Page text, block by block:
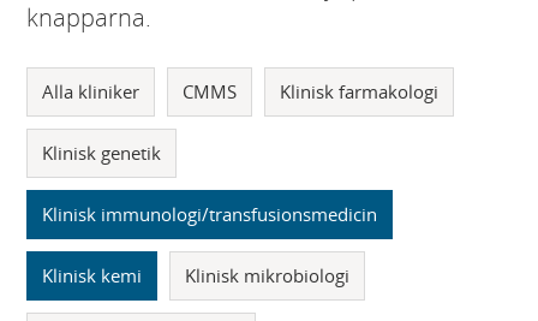
knapparna.
Alla kliniker CMMS Klinisk farmakologi
Klinisk genetik
Klinisk immunologi/transfusionsmedicin
Klinisk kemi Klinisk mikrobiologi